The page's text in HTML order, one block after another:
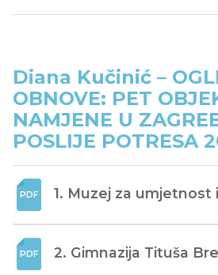
Diana Kučinić –
OBNOVE: PET
NAMJENE U
POSLIJE POTRESA
1. Muzej za umjetnost
2. Gimnazija Tituša